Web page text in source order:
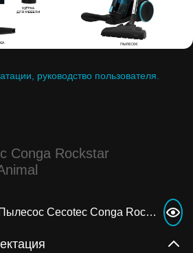
руководство пользователя.
Conga Rockstar
Инструкция Пылесос Cecotec Conga Rockstar Multicyclonic XL Animal